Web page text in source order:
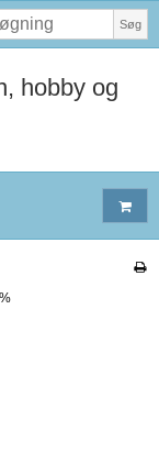
Søg
hobby og